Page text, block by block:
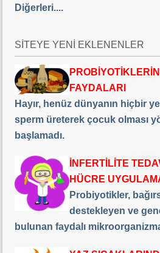
Diğerleri....
SİTEYE YENİ EKLENENLER
FAYDALARI
Hayır, henüz dünyanın hiçbir
sperm üreterek çocuk olması
başlamadı.
İNFERTİLİTE
HÜCRE
Probiyotikler,
destekleyen ve
bulunan faydalı